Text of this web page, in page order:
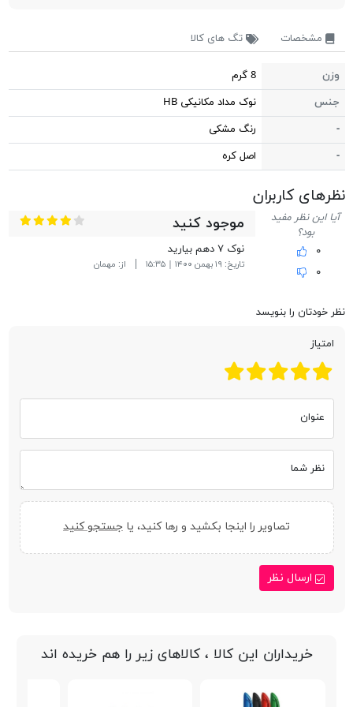
مشخصات تگ های کالا
وزن
8 گرم
جنس
نوک مداد مکانیکی HB
-
رنگ مشکی
-
اصل کره
نظر‎های کاربران
آیا این نظر مفید
بود؟
۰
۰
موجود کنید
نوک ۷ دهم بیارید
تاریخ: ۱۹ بهمن ۱۴۰۰ | ۱۵:۳۵ از: مهمان
نظر خودتان را بنویسد
امتیاز
عنوان
نظر شما
تصاویر را اینجا بکشید و رها کنید، یا جستجو کنید
ارسال نظر
خریداران این کالا ، کالاهای زیر را هم خریده اند